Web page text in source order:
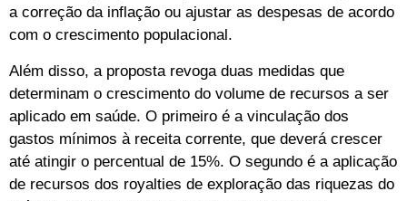
a correção da inflação ou ajustar as despesas de acordo
com o crescimento populacional.
Além disso, a proposta revoga duas medidas que
determinam o crescimento do volume de recursos a ser
aplicado em saúde. O primeiro é a vinculação dos
gastos mínimos à receita corrente, que deverá crescer
até atingir o percentual de 15%. O segundo é a aplicação
de recursos dos royalties de exploração das riquezas do